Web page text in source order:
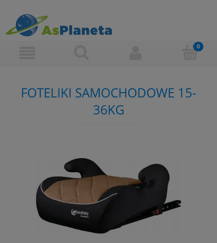
FOTELIKI SAMOCHODOWE 15-
36KG